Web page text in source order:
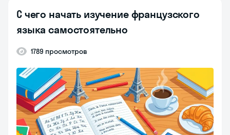
С чего начать изучение французского
языка самостоятельно
1789 просмотров